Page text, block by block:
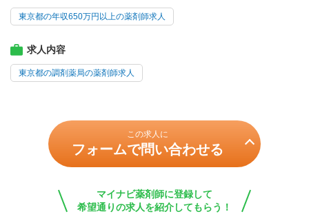
東京都の年収650万円以上の薬剤師求人
求人内容
東京都の調剤薬局の薬剤師求人
この求人に
フォームで問い合わせる
マイナビ薬剤師に登録して
希望通りの求人を紹介してもらう！